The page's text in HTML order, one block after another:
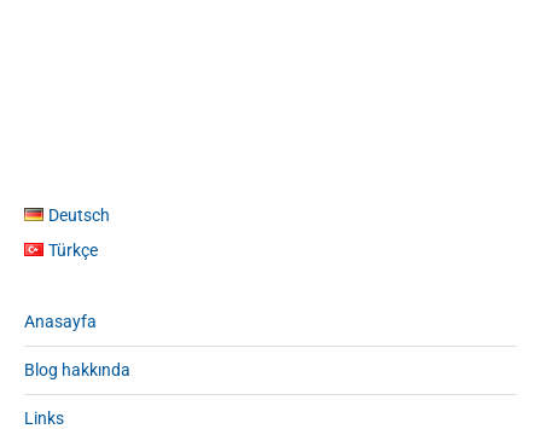
Deutsch
Türkçe
Anasayfa
Blog hakkında
Links